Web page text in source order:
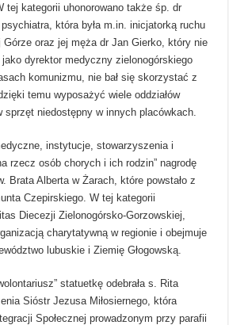
tej kategorii uhonorowano także śp. dr
która była m.in. inicjatorką ruchu
Górze oraz jej męża dr Jan Gierko, który nie
dyrektor medyczny zielonogórskiego
komunizmu, nie bał się skorzystać z
temu wyposażyć wiele oddziałów
sprzęt niedostępny w innych placówkach.
instytucje, stowarzyszenia i
rzecz osób chorych i ich rodzin” nagrodę
Brata Alberta w Żarach, które powstało z
Czepirskiego. W tej kategorii
Diecezji Zielonogórsko-Gorzowskiej,
charytatywną w regionie i obejmuje
lubuskie i Ziemię Głogowską.
statuetkę odebrała s. Rita
Sióstr Jezusa Miłosiernego, która
Społecznej prowadzonym przy parafii